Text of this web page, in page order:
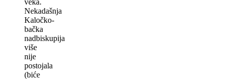
Nekadašnja
Kaločko-
bačka
nadbiskupija
više
nije
postojala
(biće